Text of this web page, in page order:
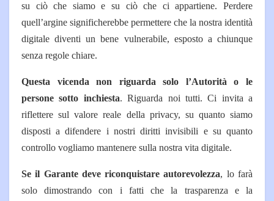
su ciò che siamo e su ciò che ci appartiene. Perdere
quell’argine significherebbe permettere che la nostra identità
digitale diventi un bene vulnerabile, esposto a chiunque
senza regole chiare.
Questa vicenda non riguarda solo l’Autorità o le
persone sotto inchiesta. Riguarda noi tutti. Ci invita a
riflettere sul valore reale della privacy, su quanto siamo
disposti a difendere i nostri diritti invisibili e su quanto
controllo vogliamo mantenere sulla nostra vita digitale.
Se il Garante deve riconquistare autorevolezza, lo farà
solo dimostrando con i fatti che la trasparenza e la